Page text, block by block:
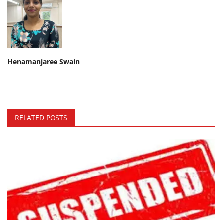
Henamanjaree Swain
RELATED POSTS